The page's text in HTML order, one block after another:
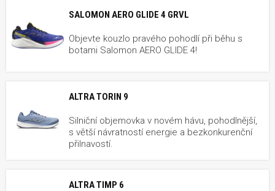
SALOMON AERO GLIDE 4 GRVL
Objevte kouzlo pravého pohodlí při běhu s
botami Salomon AERO GLIDE 4!
ALTRA TORIN 9
Silniční objemovka v novém hávu, pohodlnější,
s větší návratností energie a bezkonkurenční
přilnavostí.
ALTRA TIMP 6